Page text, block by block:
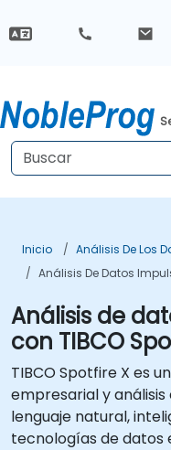
Inicio
Análisis De Los
Análisis De Datos
Análisis de
con TIBCO
TIBCO Spotfire X es
empresarial y
lenguaje natural,
tecnologías de datos